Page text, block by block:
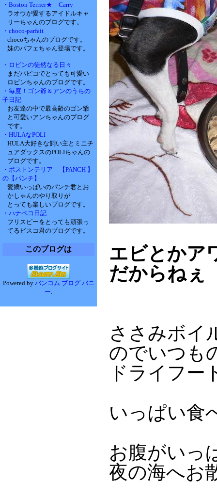
・Boston Terrier★ Carry
ラオウが愛するアイドルキャ
リーちゃんのブログです。
・choco-parfait
chocoちゃんのブログです。
妹のパフェちゃん登場です。
・ロビンの徒然なる日々
まだパピコでとっても可愛い
ロビンちゃんのブログです。
・毎度！ゴン爺＆アンのうちの
子日記
お友達の中で最高齢のゴン爺
と可愛いアンちゃんのブログ
です。
・HULAなPOLI
HULA大好きな飼い主とミニチ
ュアダックスのPOLIちゃんの
ブログです。
・ボストンテリア 【PANCH 】
の【パンチ】
愛嬌いっぱいのパンチ君とお
かしゃんのやり取りが
とっても楽しいブログです。
・ハナペコ日記
フリスビーをとっても頑張っ
てるビスコ君のブログです。
このブログは
Powered by バンコム ブログ バニ
ー.
エビとかア
だからねぇ
ささみボイ
のでいつも
ドライフー
いっぱい食
お腹がいっ
夜の海へお